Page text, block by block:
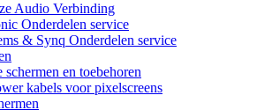
Audio Verbinding
Onderdelen service
& Synq Onderdelen service
schermen en toebehoren
kabels voor pixelscreens